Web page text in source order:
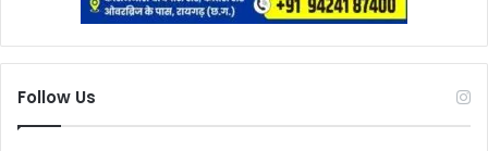
Follow Us